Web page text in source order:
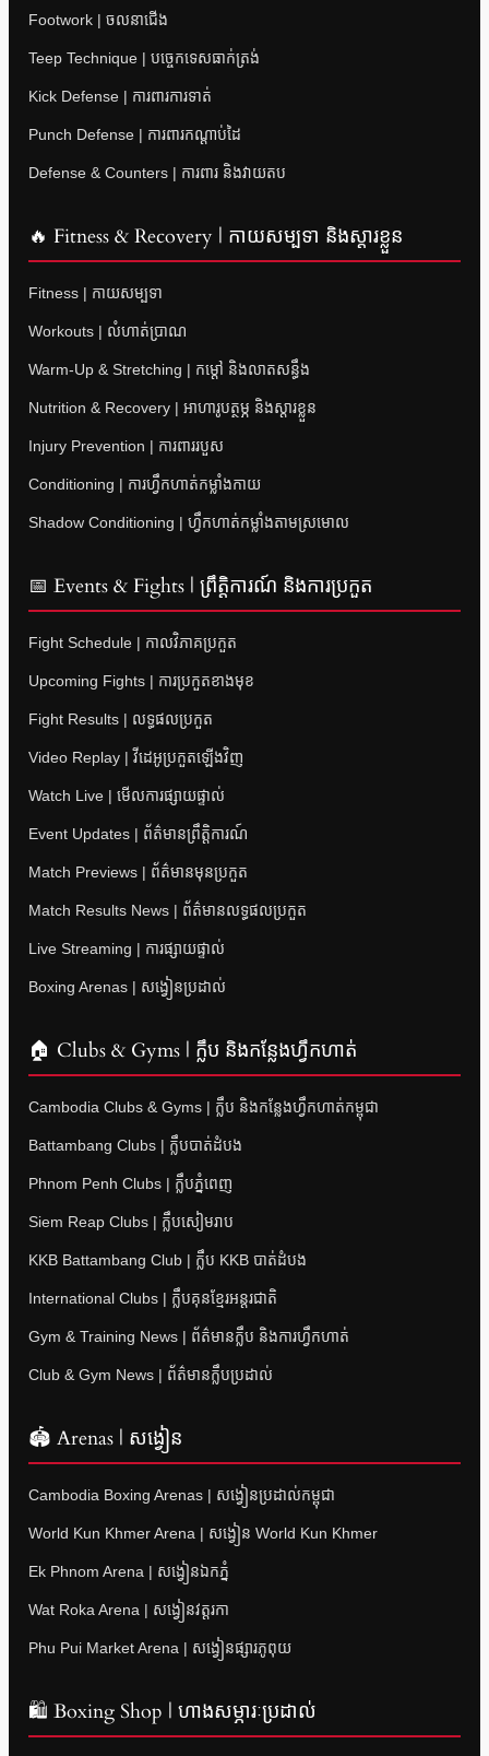
Footwork | ចលនាជើង
Teep Technique | បច្ចេកទេសធាក់ត្រង់
Kick Defense | ការពារការទាត់
Punch Defense | ការពារកណ្តាប់ដៃ
Defense & Counters | ការពារ និងវាយតប
🔥 Fitness & Recovery | កាយសម្បទា និងស្តារខ្លួន
Fitness | កាយសម្បទា
Workouts | លំហាត់ប្រាណ
Warm-Up & Stretching | កម្តៅ និងលាតសន្ធឹង
Nutrition & Recovery | អាហារូបត្ថម្ភ និងស្តារខ្លួន
Injury Prevention | ការពាររបួស
Conditioning | ការហ្វឹកហាត់កម្លាំងកាយ
Shadow Conditioning | ហ្វឹកហាត់កម្លាំងតាមស្រមោល
📅 Events & Fights | ព្រឹត្តិការណ៍ និងការប្រកួត
Fight Schedule | កាលវិភាគប្រកួត
Upcoming Fights | ការប្រកួតខាងមុខ
Fight Results | លទ្ធផលប្រកួត
Video Replay | វីដេអូប្រកួតឡើងវិញ
Watch Live | មើលការផ្សាយផ្ទាល់
Event Updates | ព័ត៌មានព្រឹត្តិការណ៍
Match Previews | ព័ត៌មានមុនប្រកួត
Match Results News | ព័ត៌មានលទ្ធផលប្រកួត
Live Streaming | ការផ្សាយផ្ទាល់
Boxing Arenas | សង្វៀនប្រដាល់
🏠 Clubs & Gyms | ក្លឹប និងកន្លែងហ្វឹកហាត់
Cambodia Clubs & Gyms | ក្លឹប និងកន្លែងហ្វឹកហាត់កម្ពុជា
Battambang Clubs | ក្លឹបបាត់ដំបង
Phnom Penh Clubs | ក្លឹបភ្នំពេញ
Siem Reap Clubs | ក្លឹបសៀមរាប
KKB Battambang Club | ក្លឹប KKB បាត់ដំបង
International Clubs | ក្លឹបគុនខ្មែរអន្តរជាតិ
Gym & Training News | ព័ត៌មានក្លឹប និងការហ្វឹកហាត់
Club & Gym News | ព័ត៌មានក្លឹបប្រដាល់
🏟 Arenas | សង្វៀន
Cambodia Boxing Arenas | សង្វៀនប្រដាល់កម្ពុជា
World Kun Khmer Arena | សង្វៀន World Kun Khmer
Ek Phnom Arena | សង្វៀនឯកភ្នំ
Wat Roka Arena | សង្វៀនវត្តរកា
Phu Pui Market Arena | សង្វៀនផ្សារភូពុយ
🛍 Boxing Shop | ហាងសម្ភារៈប្រដាល់